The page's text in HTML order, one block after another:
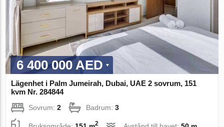
6 400 000 AED
Lägenhet i Palm Jumeirah, Dubai, UAE 2 sovrum, 151
kvm Nr. 284844
Sovrum:2 Badrum:3
2